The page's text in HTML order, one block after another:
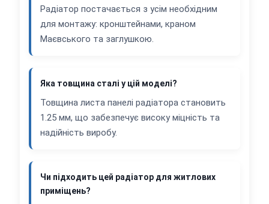
Радіатор постачається з усім необхідним
для монтажу: кронштейнами, краном
Маєвського та заглушкою.
Яка товщина сталі у цій моделі?
Товщина листа панелі радіатора становить
1.25 мм, що забезпечує високу міцність та
надійність виробу.
Чи підходить цей радіатор для житлових
приміщень?